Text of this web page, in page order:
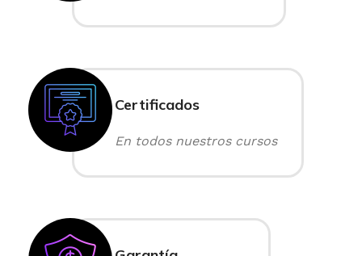
Certificados
En todos nuestros cursos